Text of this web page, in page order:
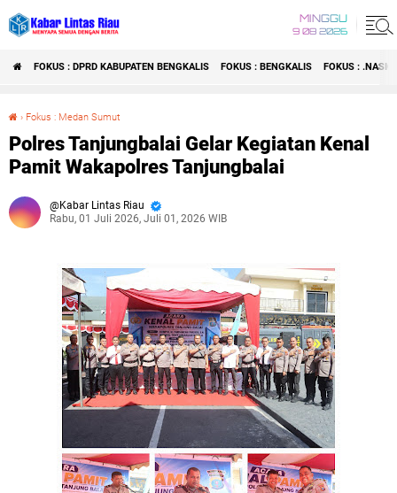
MINGGU
9 08 2026
FOKUS : DPRD KABUPATEN BENGKALIS FOKUS : BENGKALIS FOKUS :
› Fokus : Medan Sumut
Polres Tanjungbalai Gelar Kegiatan Kenal
Pamit Wakapolres Tanjungbalai
Kabar Lintas Riau
Rabu, 01 Juli 2026, Juli 01, 2026 WIB